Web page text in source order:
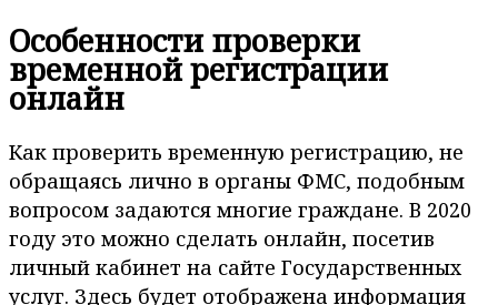
Особенности проверки
временной регистрации
онлайн
Как проверить временную регистрацию, не
обращаясь лично в органы ФМС, подобным
вопросом задаются многие граждане. В 2020
году это можно сделать онлайн, посетив
личный кабинет на сайте Государственных
услуг. Здесь будет отображена информация